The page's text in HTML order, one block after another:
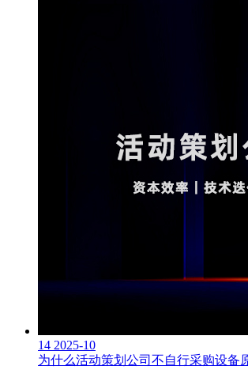
14 2025-10
为什么活动策划公司不自行采购设备